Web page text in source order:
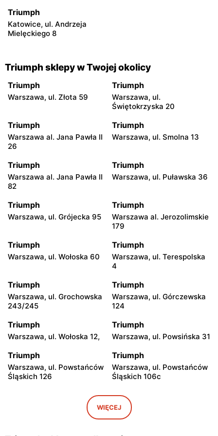
Triumph
Katowice, ul. Andrzeja
Mielęckiego 8
Triumph sklepy w Twojej okolicy
Triumph
Warszawa, ul. Złota 59
Triumph
Warszawa, ul.
Świętokrzyska 20
Triumph
Warszawa al. Jana Pawła II
26
Triumph
Warszawa, ul. Smolna 13
Triumph
Warszawa al. Jana Pawła II
82
Triumph
Warszawa, ul. Puławska 36
Triumph
Warszawa, ul. Grójecka 95
Triumph
Warszawa al. Jerozolimskie
179
Triumph
Warszawa, ul. Wołoska 60
Triumph
Warszawa, ul. Terespolska
4
Triumph
Warszawa, ul. Grochowska
243/245
Triumph
Warszawa, ul. Górczewska
124
Triumph
Warszawa, ul. Wołoska 12,
Triumph
Warszawa, ul. Powsińska 31
Triumph
Warszawa, ul. Powstańców
Śląskich 126
Triumph
Warszawa, ul. Powstańców
Śląskich 106c
Warszawa, ul. Wałbrzyska
Triumph
Warszawa, ul. Puławska
246
WIĘCEJ